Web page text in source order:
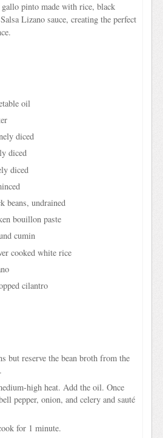
pinto made with rice, black
Lizano sauce, creating the perfect
oil
diced
diced
diced
beans, undrained
bouillon paste
cumin
cooked white rice
cilantro
but reserve the bean broth from the
high heat. Add the oil. Once
pepper, onion, and celery and sauté
for 1 minute.